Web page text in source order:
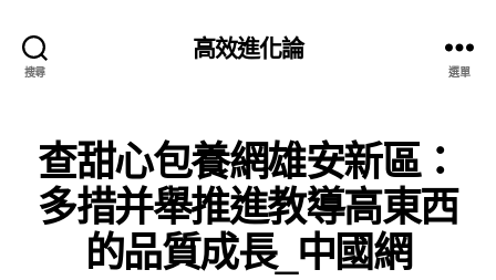
搜尋
高效進化論
選單
查甜心包養網雄安新區：
多措并舉推進教導高東西
的品質成長_中國網